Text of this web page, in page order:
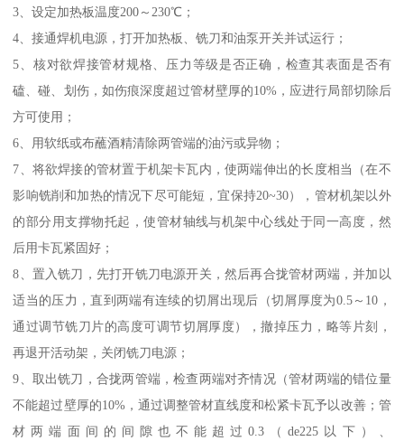
3、设定加热板温度200～230℃；
4、接通焊机电源，打开加热板、铣刀和油泵开关并试运行；
5、核对欲焊接管材规格、压力等级是否正确，检查其表面是否有
磕、碰、划伤，如伤痕深度超过管材壁厚的10%，应进行局部切除后
方可使用；
6、用软纸或布蘸酒精清除两管端的油污或异物；
7、将欲焊接的管材置于机架卡瓦内，使两端伸出的长度相当（在不
影响铣削和加热的情况下尽可能短，宜保持20~30），管材机架以外
的部分用支撑物托起，使管材轴线与机架中心线处于同一高度，然
后用卡瓦紧固好；
8、置入铣刀，先打开铣刀电源开关，然后再合拢管材两端，并加以
适当的压力，直到两端有连续的切屑出现后（切屑厚度为0.5～10，
通过调节铣刀片的高度可调节切屑厚度），撤掉压力，略等片刻，
再退开活动架，关闭铣刀电源；
9、取出铣刀，合拢两管端，检查两端对齐情况（管材两端的错位量
不能超过壁厚的10%，通过调整管材直线度和松紧卡瓦予以改善；管
材两端面间的间隙也不能超过0.3（de225以下）、